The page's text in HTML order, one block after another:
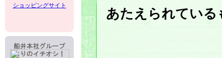
ショッピングサイト
あたえられている